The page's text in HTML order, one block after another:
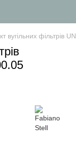
вугільних фільтрів